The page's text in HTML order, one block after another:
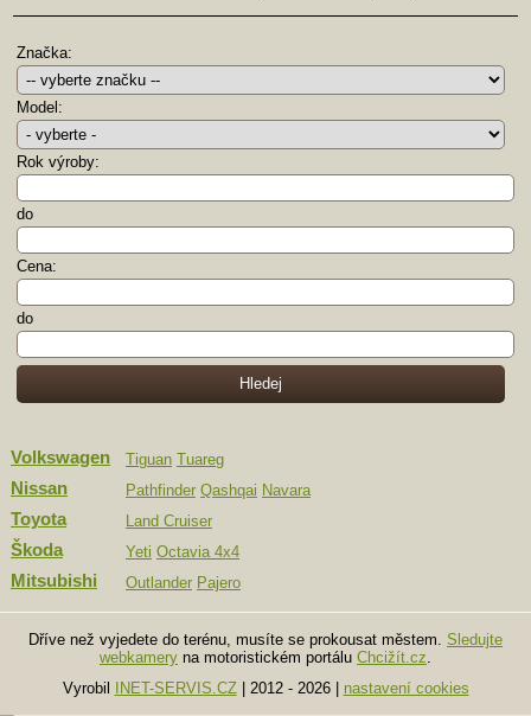
Značka:
Model:
Rok výroby:
do
Cena:
do
Volkswagen Tiguan Tuareg
Nissan Pathfinder Qashqai Navara
Toyota Land Cruiser
Škoda Yeti Octavia 4x4
Mitsubishi Outlander Pajero
Dříve než vyjedete do terénu, musíte se prokousat městem. Sledujte
webkamery na motoristickém portálu Chcižít.cz.
Vyrobil
INET-SERVIS.CZ| 2012 - 2026| nastavení cookies